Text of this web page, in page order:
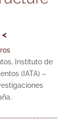
Instituto de
(IATA) –